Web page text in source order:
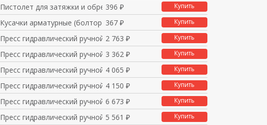
Пистолет для затяжки и обрезки
396 ₽ Купить
Кусачки арматурные (болторез)367 ₽ Купить
Пресс гидравлический ручной ПГ2 763 ₽ Купить
Пресс гидравлический ручной ПГ3 362 ₽ Купить
Пресс гидравлический ручной ПГ4 065 ₽ Купить
Пресс гидравлический ручной ПГ4 150 ₽ Купить
Пресс гидравлический ручной с6 673 ₽ Купить
Пресс гидравлический ручной с5 561 ₽ Купить